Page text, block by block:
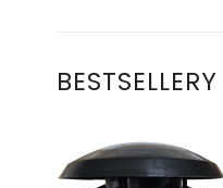
BESTSELLERY